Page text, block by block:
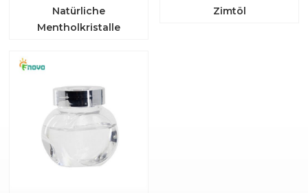
Natürliche
Mentholkristalle
Zimtöl